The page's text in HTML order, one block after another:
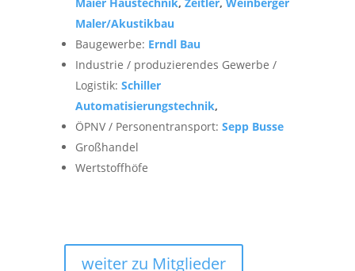
Maler/Akustikbau
Baugewerbe: Erndl Bau
Industrie / produzierendes Gewerbe /
Logistik: Schiller
Automatisierungstechnik,
ÖPNV / Personentransport: Sepp Busse
Großhandel
Wertstoffhöfe
weiter zu Mitglieder